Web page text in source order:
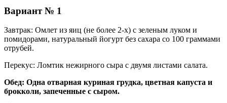
Вариант № 1
Завтрак: Омлет из яиц (не более 2-х) с зеленым луком и
помидорами, натуральный йогурт без сахара со 100 граммами
отрубей.
Перекус: Ломтик нежирного сыра с двумя листами салата.
Обед: Одна отварная куриная грудка, цветная капуста и
брокколи, запеченные с сыром.